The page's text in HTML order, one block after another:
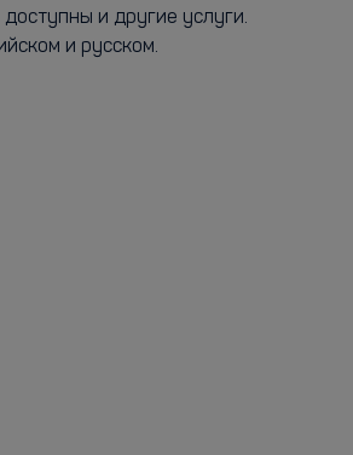
и другие услуги.
и русском.